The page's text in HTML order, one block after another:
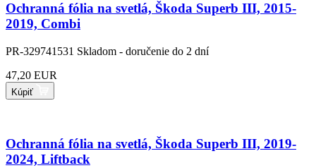
Ochranná fólia na svetlá, Škoda Superb III, 2015-
2019, Combi
PR-329741531 Skladom - doručenie do 2 dní
47,20 EUR
Kúpiť
Ochranná fólia na svetlá, Škoda Superb III, 2019-
2024, Liftback